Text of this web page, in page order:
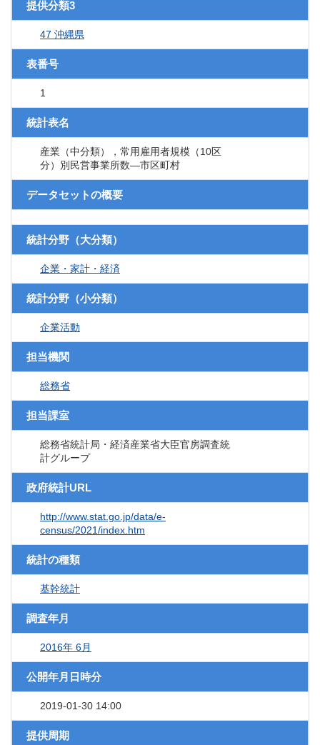
提供分類3
47 沖縄県
表番号
1
統計表名
産業（中分類），常用雇用者規模（10区
分）別民営事業所数―市区町村
データセットの概要
統計分野（大分類）
企業・家計・経済
統計分野（小分類）
企業活動
担当機関
総務省
担当課室
総務省統計局・経済産業省大臣官房調査統
計グループ
政府統計URL
http://www.stat.go.jp/data/e-
census/2021/index.htm
統計の種類
基幹統計
調査年月
2016年 6月
公開年月日時分
2019-01-30 14:00
提供周期